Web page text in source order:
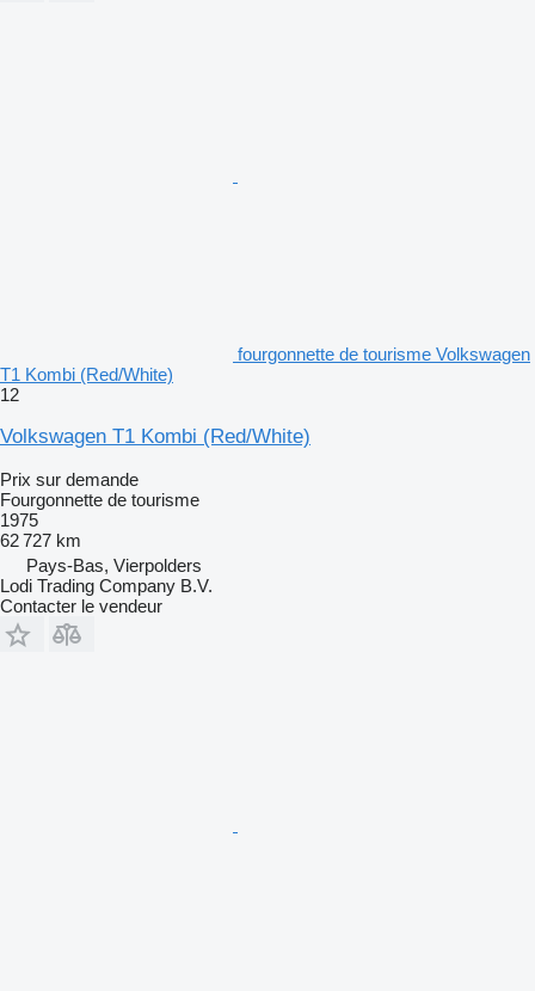
fourgonnette de tourisme Volkswagen
T1 Kombi (Red/White)
12
Volkswagen T1 Kombi (Red/White)
Prix sur demande
Fourgonnette de tourisme
1975
62 727 km
Pays-Bas, Vierpolders
Lodi Trading Company B.V.
Contacter le vendeur